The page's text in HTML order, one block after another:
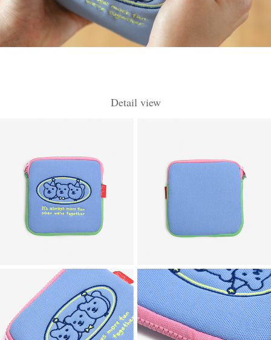
Detail view